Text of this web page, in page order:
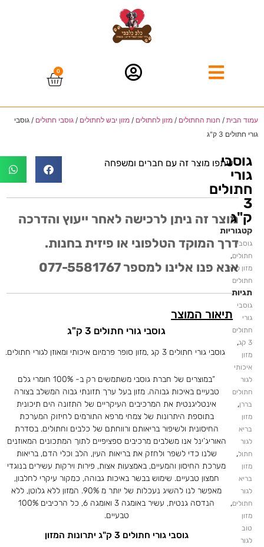
0
עמוד הבית / חנות החתולים / מזון לחתולים / מזון יבש לחתולים / גוסבי חתולים / גוסבי
גורי חתולים 3 ק"ג
גוסבי
גורי
חתולים
3
ק"ג
קטגוריות
גוסבי
חתולים,
מזון לגורי
חתולים
תגיות
גוסבי
גורי
חתולים
3 קג
,
מזון
איכותי
לגור
חתולים
בררן,
מזון
בריא
לגור
חתול,
מזון
בריא
לגור
חתולים,
מזון
טוב
לגור
שתפו מוצר זה עם חברים ומשפחה
מוצר זה ניתן לרכישה לאחר ייעוץ והדרכה
דרך המוקד הטלפוני או פיזית בחנות.
אנא פנו אלינו למספר 077-5581767
תיאור המוצר
גוסבי גורי חתולים 3 ק"ג
גוסבי גורי חתולים 3 קג ,מזון סופר פרמיום איכותי ומאוזן לגורי חתולים.
“במוצרים של חברת גוסבי משתמשים רק ב- 100% חומרי גלם
טבעיים באיכות גבוהה. מזון בעל ערך תזונתי גבוה המשלב בצורה
אינטליגנטית את המרכיבים העיקריים של התזונה הים תיכונית
בתוספת היתרונות של צמחי מרפא התורמים לחיזוק המערכת
החיסונית ולשיפור בריאותם ורווחתם של כלבים וחתולים. בסדרת
האוריג’ינל אנו משלבים מרכיבים ספציפיים לתוך המתכונים המאוזנים
שלנו כדי לשפר ולחזק את בריאות העין, הלב וכלי הדם, בריאות
מערכת החיסון והמעיים, באמצעות אצות, פירות וירקות עשירים בנוגדי
חמצון טבעיים. שימוש בבשר באיכות גבוהה, כמקור עיקרי לחלבון,
מאפשר לנו להשיג נעכלות של יותר מ 90%. המזון ללא גלוטן, ללא
הנדסה גנטית, עשיר באומגה 3 ואומגה 6, כל הרכיבים 100%
טבעיים.
גוסבי גורי חתולים 3 ק"ג יתרונות המזון